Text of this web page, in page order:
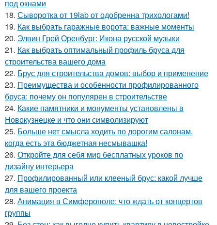
под окнами
18. Сыворотка от 19lab от одобренна трихологами!
19. Как выбрать гаражные ворота: важные моменты
20. Элвин Грей Оренбург: Икона русской музыки
21. Как выбрать оптимальный профиль бруса для
строительства вашего дома
22. Брус для строительства домов: выбор и применение
23. Преимущества и особенности профилированного
бруса: почему он популярен в строительстве
24. Какие памятники и монументы установлены в
Новокузнецке и что они символизируют
25. Больше нет смысла ходить по дорогим салонам,
когда есть эта бюджетная несмывашка!
26. Откройте для себя мир бесплатных уроков по
дизайну интерьера
27. Профилированный или клееный брус: какой лучше
для вашего проекта
28. Анимация в Симферополе: что ждать от концертов
группы